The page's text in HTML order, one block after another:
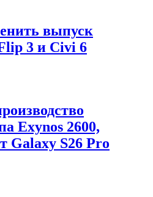
выпуск
3 и Civi 6
Exynos 2600,
Galaxy S26 Pro